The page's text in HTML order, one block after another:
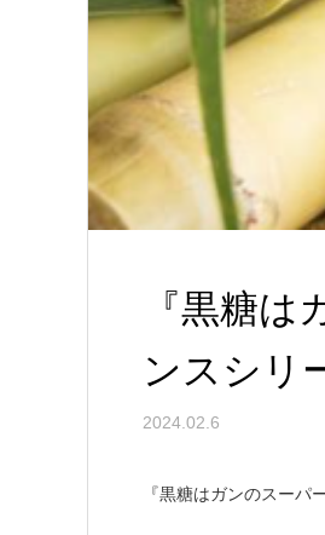
『黒糖
ンスシリ
2024.02.6
『黒糖はガンのスーパ